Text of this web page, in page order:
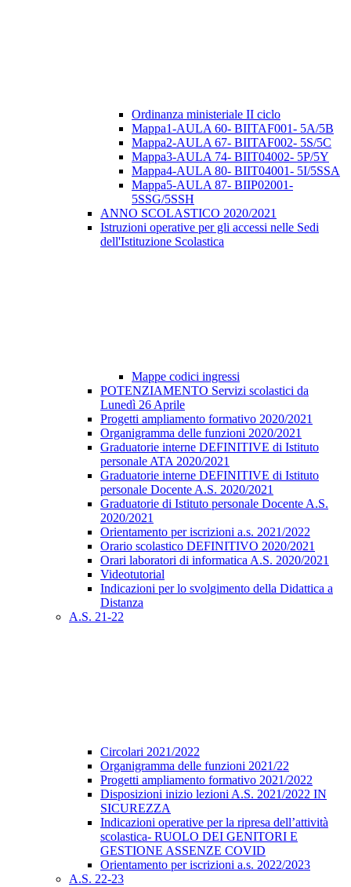
Ordinanza ministeriale II ciclo
Mappa1-AULA 60- BIITAF001- 5A/5B
Mappa2-AULA 67- BIITAF002- 5S/5C
Mappa3-AULA 74- BIIT04002- 5P/5Y
Mappa4-AULA 80- BIIT04001- 5I/5SSA
Mappa5-AULA 87- BIIP02001-
5SSG/5SSH
ANNO SCOLASTICO 2020/2021
Istruzioni operative per gli accessi nelle Sedi
dell'Istituzione Scolastica
Mappe codici ingressi
POTENZIAMENTO Servizi scolastici da
Lunedì 26 Aprile
Progetti ampliamento formativo 2020/2021
Organigramma delle funzioni 2020/2021
Graduatorie interne DEFINITIVE di Istituto
personale ATA 2020/2021
Graduatorie interne DEFINITIVE di Istituto
personale Docente A.S. 2020/2021
Graduatorie di Istituto personale Docente A.S.
2020/2021
Orientamento per iscrizioni a.s. 2021/2022
Orario scolastico DEFINITIVO 2020/2021
Orari laboratori di informatica A.S. 2020/2021
Videotutorial
Indicazioni per lo svolgimento della Didattica a
Distanza
A.S. 21-22
Circolari 2021/2022
Organigramma delle funzioni 2021/22
Progetti ampliamento formativo 2021/2022
Disposizioni inizio lezioni A.S. 2021/2022 IN
SICUREZZA
Indicazioni operative per la ripresa dell’attività
scolastica- RUOLO DEI GENITORI E
GESTIONE ASSENZE COVID
Orientamento per iscrizioni a.s. 2022/2023
A.S. 22-23